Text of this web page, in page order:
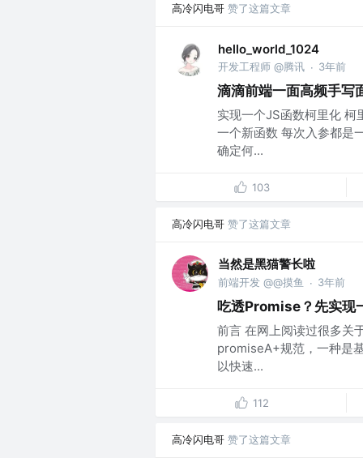
高冷闪电哥 赞了这篇文章
hello_world_1024
开发工程师 @腾讯 · 3年前
滴滴前端一面高频手写
实现一个JS函数柯里化 柯
一个新函数 每次入参都是
确定何...
103
高冷闪电哥 赞了这篇文章
当然是黑猫警长啦
前端开发 @@摸鱼 · 3年前
吃透Promise？先实现
前言 在网上阅读过很多关
promiseA+规范，一种是
以快速...
112
高冷闪电哥 赞了这篇文章